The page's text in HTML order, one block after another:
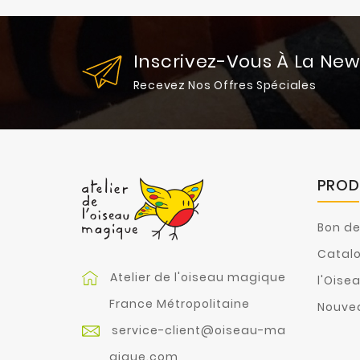
Inscrivez-Vous À La
Recevez Nos Offres Spéciales
Atelier de l'oiseau magique
France Métropolitaine
service-client@oiseau-ma
gique.com
Bon